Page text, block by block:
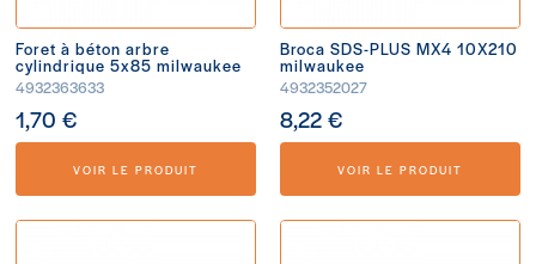
Foret à béton arbre
cylindrique 5x85 milwaukee
4932363633
1,70 €
VOIR LE PRODUIT
Broca SDS-PLUS MX4 10X210
milwaukee
4932352027
8,22 €
VOIR LE PRODUIT